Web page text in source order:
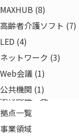
MAXHUB (8)
高齢者介護ソフト (7)
LED (4)
ネットワーク (3)
Web会議 (1)
公共機関 (1)
企業情報
代表あいさつ
経営理念・事業ドメイ
会社概要
会社沿革
組織図・役員一覧
取得認証一覧
拠点一覧
事業領域